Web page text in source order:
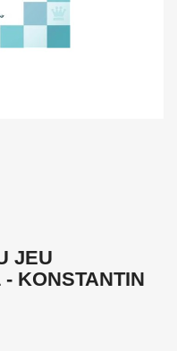
JEU
KONSTANTIN